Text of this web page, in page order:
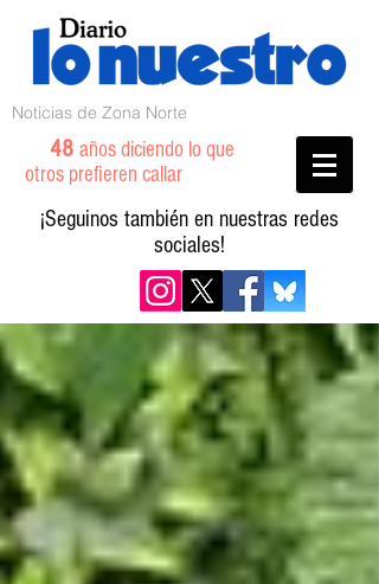
Noticias de Zona Norte
48 años diciendo lo que
otros prefieren callar
¡Seguinos también en nuestras redes
sociales!